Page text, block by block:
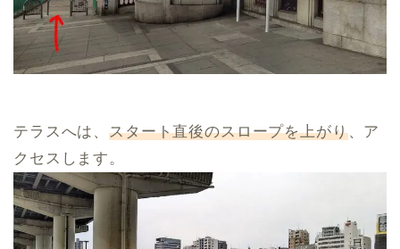
テラスへは、スタート直後のスロープを上がり、ア
クセスします。